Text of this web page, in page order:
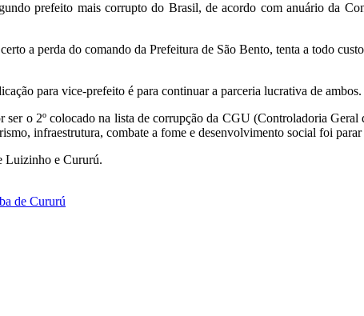
prefeito mais corrupto do Brasil, de acordo com anuário da
a perda do comando da Prefeitura de São Bento, tenta a todo
para vice-prefeito é para continuar a parceria lucrativa de ambos.
o 2º colocado na lista de corrupção da CGU (Controladoria
infraestrutura, combate a fome e desenvolvimento social foi
Luizinho e Cururú.
de Cururú